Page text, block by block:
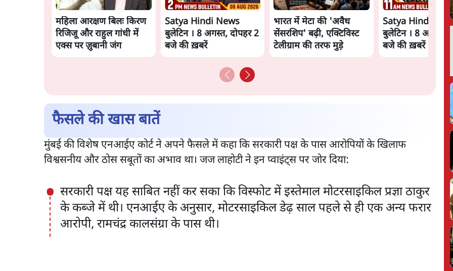
महिला आरक्षण बिलः किरण
रिजिजू और राहुल गांधी में
एक्स पर ज़ुबानी जंग
Satya Hindi News
बुलेटिन । 8 अगस्त, दोपहर 2
बजे की ख़बरें
भारत में मेटा की 'अवैध
सेंसरशिप' बढ़ी, एक्टिविस्ट
टेलीग्राम की तरफ मुड़े
Satya Hindi
बुलेटिन । 8 अगस्त,
बजे की ख़बरें
फैसले की खास बातें
मुंबई की विशेष एनआईए कोर्ट ने अपने फैसले में कहा कि सरकारी पक्ष के पास आरोपियों के खिलाफ
विश्वसनीय और ठोस सबूतों का अभाव था। जज लाहोटी ने इन प्वाइंट्स पर जोर दिया:
सरकारी पक्ष यह साबित नहीं कर सका कि विस्फोट में इस्तेमाल मोटरसाइकिल प्रज्ञा ठाकुर
के कब्जे में थी। एनआईए के अनुसार, मोटरसाइकिल डेढ़ साल पहले से ही एक अन्य फरार
आरोपी, रामचंद्र कालसंग्रा के पास थी।